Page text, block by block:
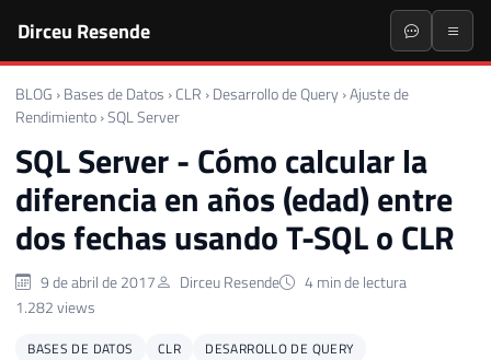
Dirceu Resende
BLOG › Bases de Datos › CLR › Desarrollo de Query ›Ajuste de
Rendimiento ›SQL Server
SQL Server - Cómo calcular la
diferencia en años (edad) entre
dos fechas usando T-SQL o CLR
9 de abril de 2017 Dirceu Resende
4 min de lectura
1.282 views
BASES DE DATOS CLR
DESARROLLO DE QUERY